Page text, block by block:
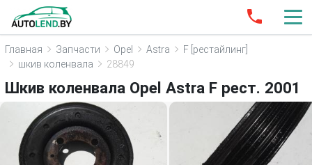
Главная Запчасти Opel Astra
F [рестайлинг]
шкив коленвала
28849
Шкив коленвала Opel Astra F рест. 2001